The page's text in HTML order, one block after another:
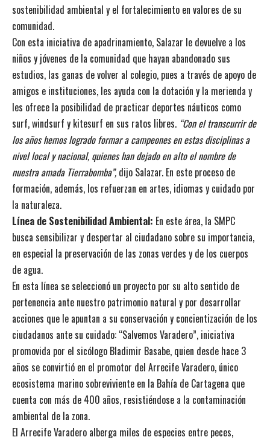
sostenibilidad ambiental y el fortalecimiento en valores de su
comunidad.
Con esta iniciativa de apadrinamiento, Salazar le devuelve a los
niños y jóvenes de la comunidad que hayan abandonado sus
estudios, las ganas de volver al colegio, pues a través de apoyo de
amigos e instituciones, les ayuda con la dotación y la merienda y
les ofrece la posibilidad de practicar deportes náuticos como
surf, windsurf y kitesurf en sus ratos libres. “Con el transcurrir de
los años hemos logrado formar a campeones en estas disciplinas a
nivel local y nacional, quienes han dejado en alto el nombre de
nuestra amada Tierrabomba”, dijo Salazar. En este proceso de
formación, además, los refuerzan en artes, idiomas y cuidado por
la naturaleza.
Línea de Sostenibilidad Ambiental: En este área, la SMPC
busca sensibilizar y despertar al ciudadano sobre su importancia,
en especial la preservación de las zonas verdes y de los cuerpos
de agua.
En esta línea se seleccionó un proyecto por su alto sentido de
pertenencia ante nuestro patrimonio natural y por desarrollar
acciones que le apuntan a su conservación y concientización de los
ciudadanos ante su cuidado: “Salvemos Varadero”, iniciativa
promovida por el sicólogo Bladimir Basabe, quien desde hace 3
años se convirtió en el promotor del Arrecife Varadero, único
ecosistema marino sobreviviente en la Bahía de Cartagena que
cuenta con más de 400 años, resistiéndose a la contaminación
ambiental de la zona.
El Arrecife Varadero alberga miles de especies entre peces,